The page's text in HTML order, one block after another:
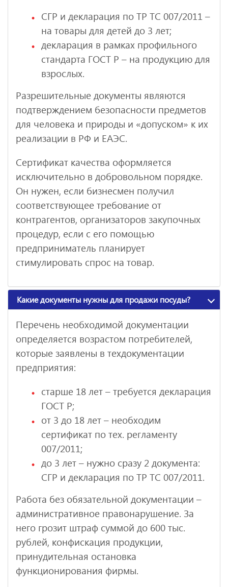
СГР и декларация по ТР ТС 007/2011 –
на товары для детей до 3 лет;
декларация в рамках профильного
стандарта ГОСТ Р – на продукцию для
взрослых.
Разрешительные документы являются
подтверждением безопасности предметов
для человека и природы и «допуском» к их
реализации в РФ и ЕАЭС.
Сертификат качества оформляется
исключительно в добровольном порядке.
Он нужен, если бизнесмен получил
соответствующее требование от
контрагентов, организаторов закупочных
процедур, если с его помощью
предприниматель планирует
стимулировать спрос на товар.
Какие документы нужны для продажи посуды?
Перечень необходимой документации
определяется возрастом потребителей,
которые заявлены в техдокументации
предприятия:
старше 18 лет – требуется декларация
ГОСТ Р;
от 3 до 18 лет – необходим
сертификат по тех. регламенту
007/2011;
до 3 лет – нужно сразу 2 документа:
СГР и декларация по ТР ТС 007/2011.
Работа без обязательной документации –
административное правонарушение. За
него грозит штраф суммой до 600 тыс.
рублей, конфискация продукции,
принудительная остановка
функционирования фирмы.